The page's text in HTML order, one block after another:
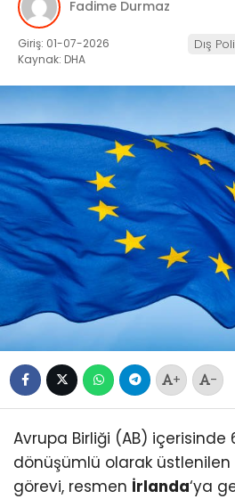
Fadime Durmaz
Giriş: 01-07-2026
Kaynak: DHA
Dış
+ -
Avrupa Birliği (AB) içerisinde
dönüşümlü olarak üstlenilen
görevi, resmen İrlanda‘ya